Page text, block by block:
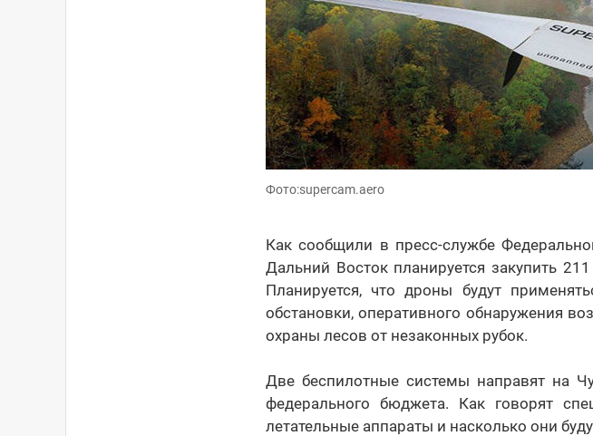
Фото:supercam.aero
Как сообщили в пресс-службе
Дальний Восток планируется закупить
Планируется, что дроны будут
обстановки, оперативного обнаружения
охраны лесов от незаконных рубок.
Две беспилотные системы направят на
федерального бюджета. Как говорят
летательные аппараты и насколько они